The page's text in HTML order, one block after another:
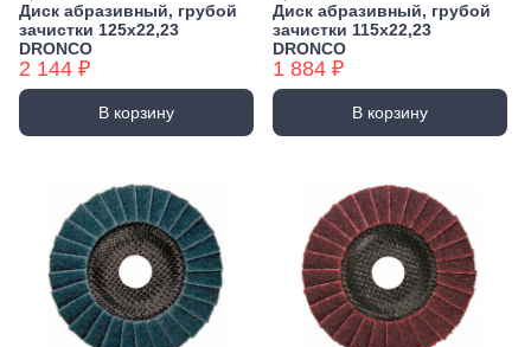
Диск абразивный, грубой
зачистки 125х22,23
DRONCO
2 144 ₽
В корзину
Диск абразивный, грубой
зачистки 115х22,23
DRONCO
1 884 ₽
В корзину